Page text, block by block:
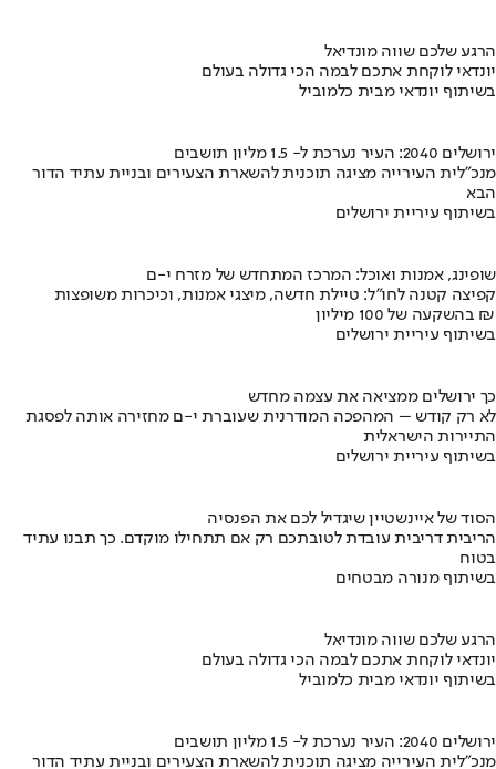
הרגע שלכם שווה מונדיאל
יונדאי לוקחת אתכם לבמה הכי גדולה בעולם
בשיתוף יונדאי מבית כלמוביל
ירושלים 2040: העיר נערכת ל- 1.5 מליון תושבים
מנכ"לית העירייה מציגה תוכנית להשארת הצעירים ובניית עתיד הדור
הבא
בשיתוף עיריית ירושלים
שופינג, אמנות ואוכל: המרכז המתחדש של מזרח י-ם
קפיצה קטנה לחו"ל: טיילת חדשה, מיצגי אמנות, וכיכרות משופצות
בהשקעה של 100 מיליון ₪
בשיתוף עיריית ירושלים
כך ירושלים ממציאה את עצמה מחדש
לא רק קודש – המהפכה המודרנית שעוברת י-ם מחזירה אותה לפסגת
התיירות הישראלית
בשיתוף עיריית ירושלים
הסוד של איינשטיין שיגדיל לכם את הפנסיה
הריבית דריבית עובדת לטובתכם רק אם תתחילו מוקדם. כך תבנו עתיד
בטוח
בשיתוף מנורה מבטחים
הרגע שלכם שווה מונדיאל
יונדאי לוקחת אתכם לבמה הכי גדולה בעולם
בשיתוף יונדאי מבית כלמוביל
ירושלים 2040: העיר נערכת ל- 1.5 מליון תושבים
מנכ"לית העירייה מציגה תוכנית להשארת הצעירים ובניית עתיד הדור